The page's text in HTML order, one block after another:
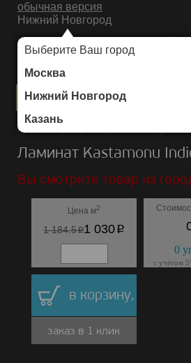
обычная версия
Нижний Новгород
Выберите Ваш город
Москва
Нижний Новгород
Казань
ИНТЕРНЕТ-МАГАЗИН НАПОЛЬНЫХ ПОКРЫТИЙ
Каталог/Ламинат/Kastamonu/Indigo 8мм
Ламинат Kastamonu
Вы смотрите товар из
Цена м2
1 184.5p1 030p
0
с учётом
в корзину,
заказ в 1 клик